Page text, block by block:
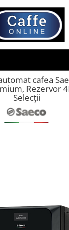
cafea
Rezervor
Selecții